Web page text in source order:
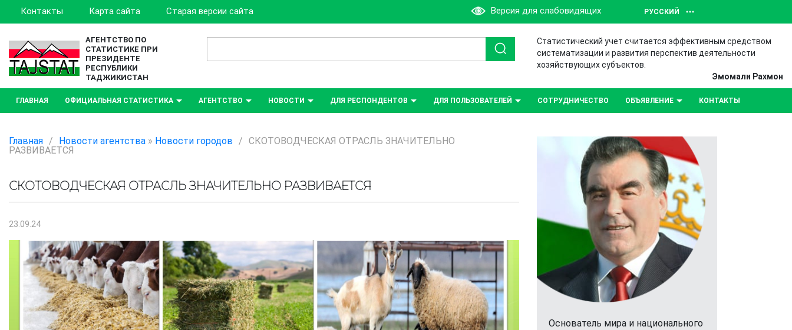
Контакты Карта сайта Старая версии сайта Версия для слабовидящих РУССКИЙ
АГЕНТСТВО ПО
СТАТИСТИКЕ ПРИ
ПРЕЗИДЕНТЕ
РЕСПУБЛИКИ
ТАДЖИКИСТАН
Статистический учет считается эффективным средством
систематизации и развития перспектив деятельности
хозяйствующих субъектов.
Эмомали Рахмон
ГЛАВНАЯ ОФИЦИАЛЬНАЯ СТАТИСТИКА АГЕНТСТВО НОВОСТИ ДЛЯ РЕСПОНДЕНТОВ ДЛЯ ПОЛЬЗОВАТЕЛЕЙ СОТРУДНИЧЕСТВО ОБЪЯВЛЕНИЕ КОНТАКТЫ
Главная / Новости агентства » Новости городов / СКОТОВОДЧЕСКАЯ ОТРАСЛЬ ЗНАЧИТЕЛЬНО
РАЗВИВАЕТСЯ
СКОТОВОДЧЕСКАЯ ОТРАСЛЬ ЗНАЧИТЕЛЬНО РАЗВИВАЕТСЯ
23.09.24
Основатель мира и национального